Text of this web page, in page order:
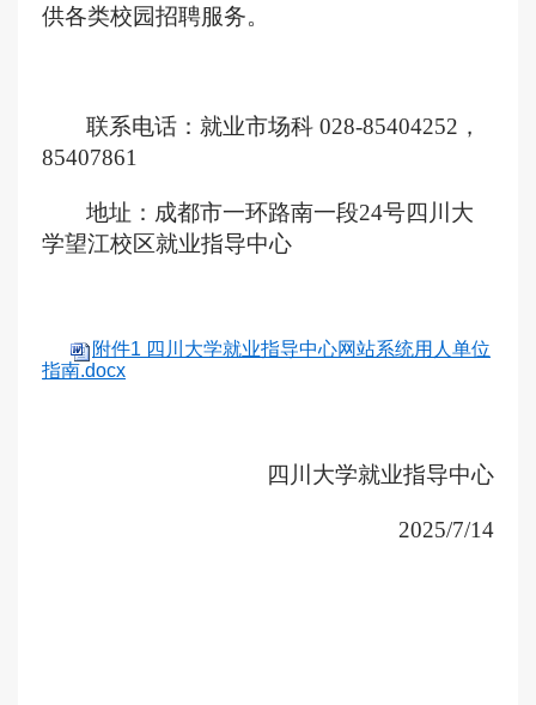
供各类校园招聘服务。
联系电话：就业市场科 028-85404252，
85407861
地址：成都市一环路南一段24号四川大
学望江校区就业指导中心
附件1 四川大学就业指导中心网站系统用人单位
指南.docx
四川大学就业指导中心
2025/7/14